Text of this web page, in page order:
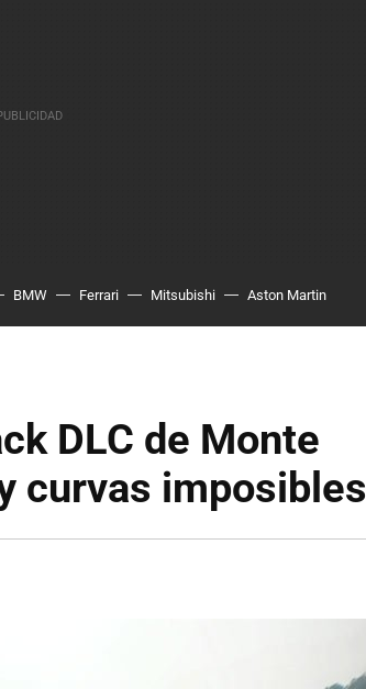
BMW Ferrari Mitsubishi Aston Martin
DLC de Monte
curvas imposibles